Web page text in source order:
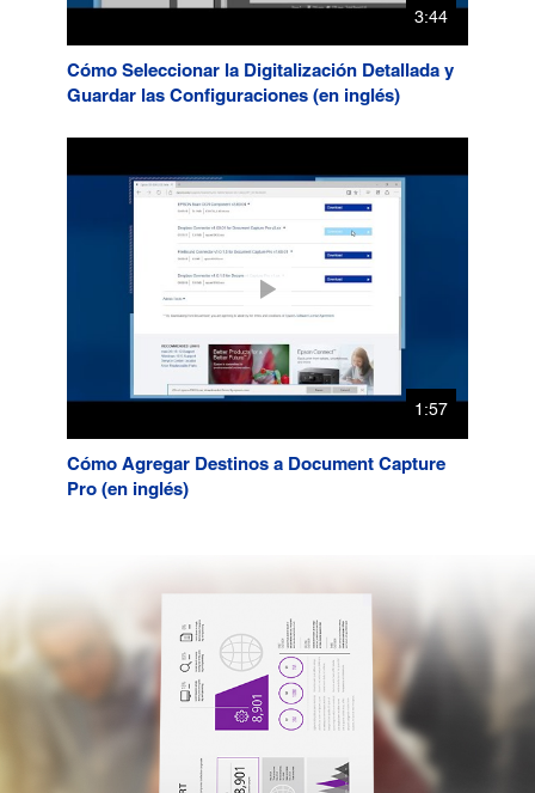
3:44
Cómo Seleccionar la Digitalización Detallada y
Guardar las Configuraciones (en inglés)
1:57
Cómo Agregar Destinos a Document Capture
Pro (en inglés)